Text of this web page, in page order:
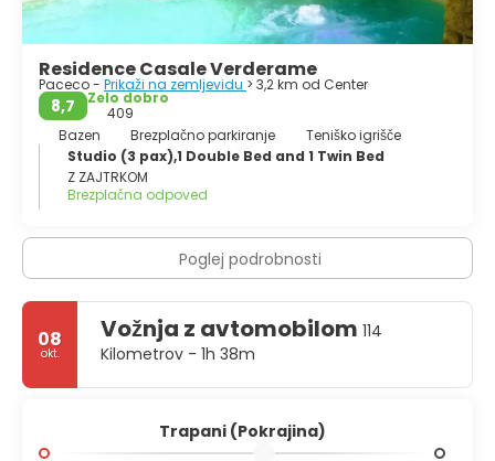
Residence Casale Verderame
Paceco - Prikaži na zemljevidu > 3,2 km od Center
8,7
Zelo dobro
409
Bazen
Brezplačno parkiranje
Teniško igrišče
Studio (3 pax),1 Double Bed and 1 Twin Bed
Z ZAJTRKOM
Brezplačna odpoved
Poglej podrobnosti
08
okt.
Vožnja z avtomobilom 114
Kilometrov - 1h 38m
Trapani (Pokrajina)